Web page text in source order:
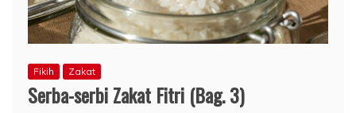
Fikih Zakat
Serba-serbi Zakat Fitri (Bag. 3)